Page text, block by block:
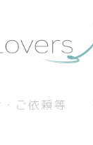
ご依頼等